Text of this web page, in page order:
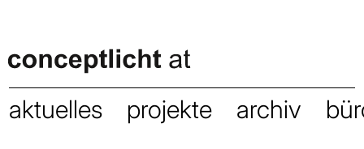
aktuelles projekte archiv